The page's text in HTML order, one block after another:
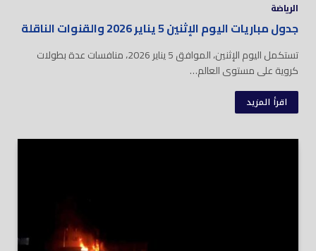
الرياضة
جدول مباريات اليوم الإثنين 5 يناير 2026 والقنوات الناقلة
تستكمل اليوم الإثنين، الموافق 5 يناير 2026، منافسات عدة بطولات
كروية على مستوى العالم…
اقرأ المزيد